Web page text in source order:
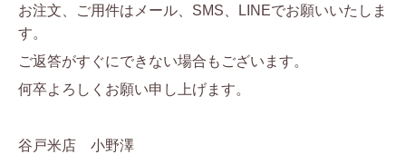
お注文、ご用件はメール、SMS、LINEでお願いいたしま
す。
ご返答がすぐにできない場合もございます。
何卒よろしくお願い申し上げます。
谷戸米店 小野澤